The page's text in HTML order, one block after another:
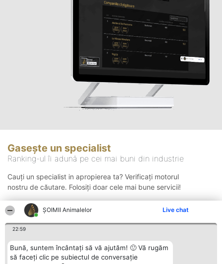
ŞOIMII Animalelor Live chat
22:59
Bună, suntem încântați să vă ajutăm! 🙂 Vă rugăm
să faceți clic pe subiectul de conversație
Gasește un specialist
Ranking-ul îi adună pe cei mai buni din industrie
Cauți un specialist in apropierea ta? Verificați motorul
nostru de căutare. Folosiți doar cele mai bune servicii!